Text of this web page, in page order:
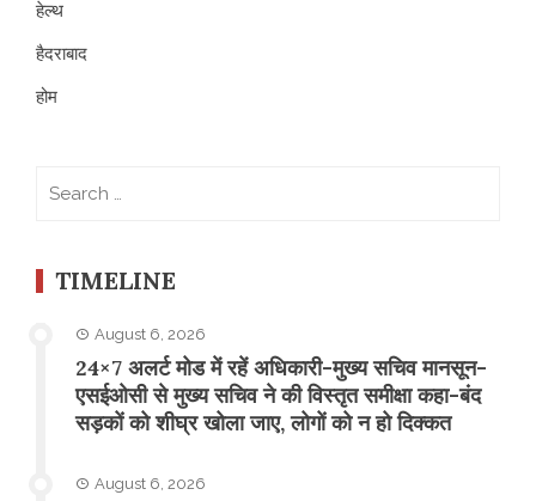
हेल्थ
हैदराबाद
होम
TIMELINE
August 6, 2026
24×7 अलर्ट मोड में रहें अधिकारी-मुख्य सचिव मानसून-
एसईओसी से मुख्य सचिव ने की विस्तृत समीक्षा कहा-बंद
सड़कों को शीघ्र खोला जाए, लोगों को न हो दिक्कत
August 6, 2026